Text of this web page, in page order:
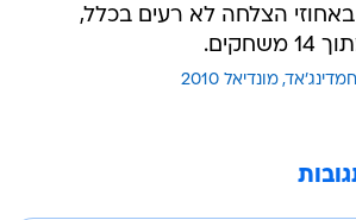
הצלחה לא רעים בכלל,
מונדיאל 2010